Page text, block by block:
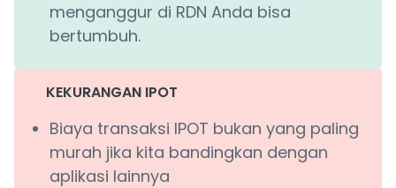
menganggur di RDN Anda bisa
bertumbuh.
KEKURANGAN IPOT
Biaya transaksi IPOT bukan yang paling
murah jika kita bandingkan dengan
aplikasi lainnya